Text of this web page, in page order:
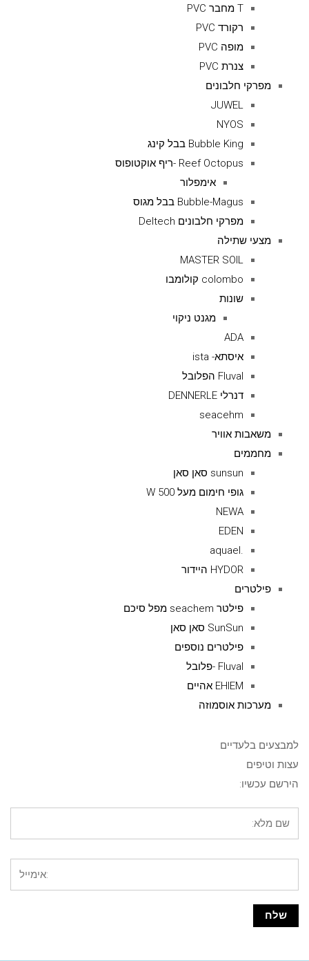
T מחבר PVC
רקורד PVC
מופה PVC
צנרת PVC
מפרקי חלבונים
JUWEL
NYOS
Bubble King בבל קינג
Reef Octopus -ריף אוקטופוס
אימפלור
Bubble-Magus בבל מגוס
מפרקי חלבונים Deltech
מצעי שתילה
MASTER SOIL
colombo קולומבו
שונות
מגנט ניקוי
ADA
איסתא- ista
Fluval הפלובל
דנרלי DENNERLE
seacehm
משאבות אוויר
מחממים
sunsun סאן סאן
גופי חימום מעל 500 W
NEWA
EDEN
.aquael
HYDOR היידור
פילטרים
פילטר seachem מפל סיכם
SunSun סאן סאן
פילטרים נוספים
Fluval -פלובל
EHIEM אהיים
מערכות אוסמוזה
למבצעים בלעדיים
עצות וטיפים
הירשם עכשיו: